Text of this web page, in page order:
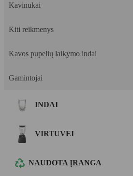
Kavinukai
Kiti reikmenys
Kavos pupelių laikymo indai
Gamintojai
INDAI
VIRTUVEI
NAUDOTA ĮRANGA